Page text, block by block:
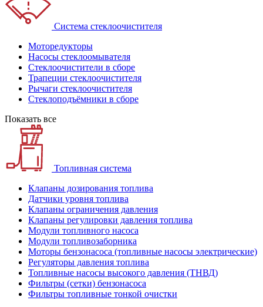
Система стеклоочистителя
Моторедукторы
Насосы стеклоомывателя
Стеклоочистители в сборе
Трапеции стеклоочистителя
Рычаги стеклоочистителя
Стеклоподъёмники в сборе
Показать все
Топливная система
Клапаны дозирования топлива
Датчики уровня топлива
Клапаны ограничения давления
Клапаны регулировки давления топлива
Модули топливного насоса
Модули топливозаборника
Моторы бензонасоса (топливные насосы электрические)
Регуляторы давления топлива
Топливные насосы высокого давления (ТНВД)
Фильтры (сетки) бензонасоса
Фильтры топливные тонкой очистки